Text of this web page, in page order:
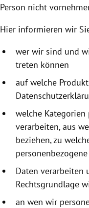
Untermenü
Untermenü
Untermenü
Untermenü
Person nicht
Hier informieren wir
wer wir sind und
treten können
auf welche
welche
verarbeiten, aus
beziehen, zu
personenbezogene
Daten verarbeiten
Rechtsgrundlage
an wen wir